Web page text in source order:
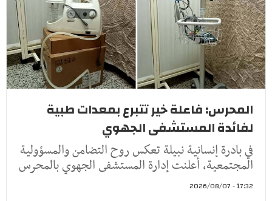
المحرس: فاعلة خير تتبرع بمعدات طبية
لفائدة المستشفى الجهوي
في بادرة إنسانية نبيلة تعكس روح التضامن والمسؤولية
المجتمعية، أعلنت إدارة المستشفى الجهوي بالمحرس
17:32 - 2026/08/07